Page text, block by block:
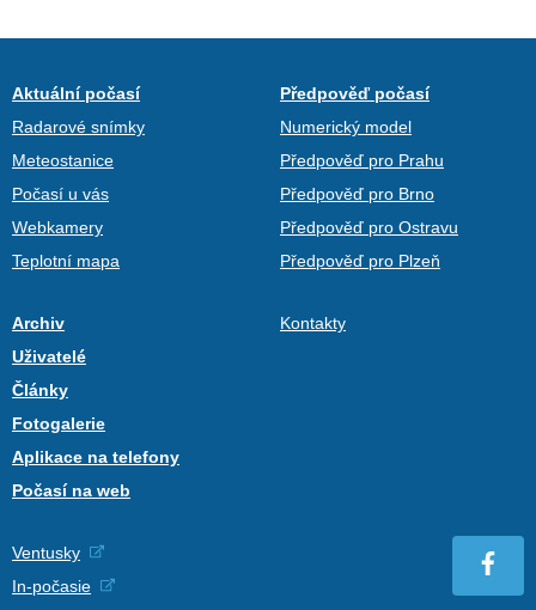
Aktuální počasí
Radarové snímky
Meteostanice
Počasí u vás
Webkamery
Teplotní mapa
Předpověď počasí
Numerický model
Předpověď pro Prahu
Předpověď pro Brno
Předpověď pro Ostravu
Předpověď pro Plzeň
Archiv
Uživatelé
Články
Fotogalerie
Aplikace na telefony
Počasí na web
Kontakty
Ventusky
In-počasie